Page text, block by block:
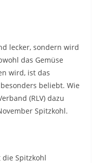
lecker, sondern wird
das Gemüse
wird, ist das
beliebt. Wie
(RLV) dazu
Spitzkohl.
Spitzkohl